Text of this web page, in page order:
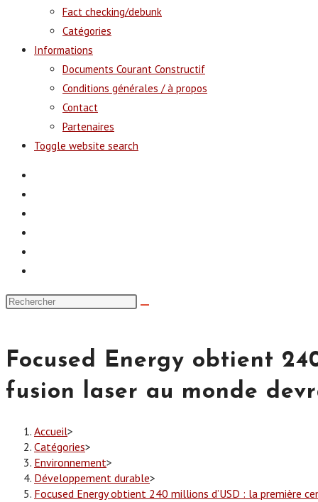
Fact checking/debunk
Catégories
Informations
Documents Courant Constructif
Conditions générales / à propos
Contact
Partenaires
Toggle website search
Focused Energy obtient
fusion laser au monde
Accueil>
Catégories>
Environnement>
Développement durable>
Focused Energy obtient 240 millions d’USD : la première